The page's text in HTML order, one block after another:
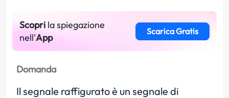
Scopri la spiegazione
nell'App
Scarica Gratis
Domanda
Il segnale raffigurato è un segnale di